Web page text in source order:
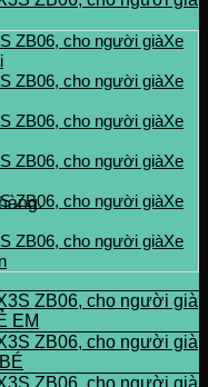
Xe
Xe
Xe
Xe
Xe
Xe
EM